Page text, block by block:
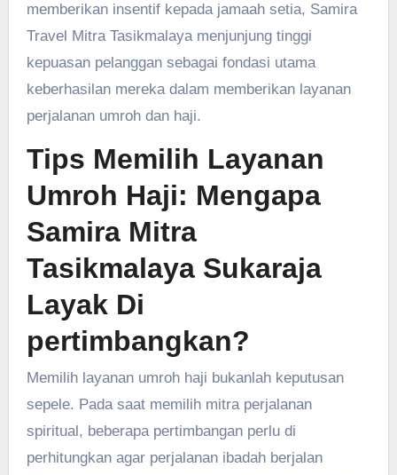
memberikan insentif kepada jamaah setia, Samira
Travel Mitra Tasikmalaya menjunjung tinggi
kepuasan pelanggan sebagai fondasi utama
keberhasilan mereka dalam memberikan layanan
perjalanan umroh dan haji.
Tips Memilih Layanan
Umroh Haji: Mengapa
Samira Mitra
Tasikmalaya Sukaraja
Layak Di
pertimbangkan?
Memilih layanan umroh haji bukanlah keputusan
sepele. Pada saat memilih mitra perjalanan
spiritual, beberapa pertimbangan perlu di
perhitungkan agar perjalanan ibadah berjalan